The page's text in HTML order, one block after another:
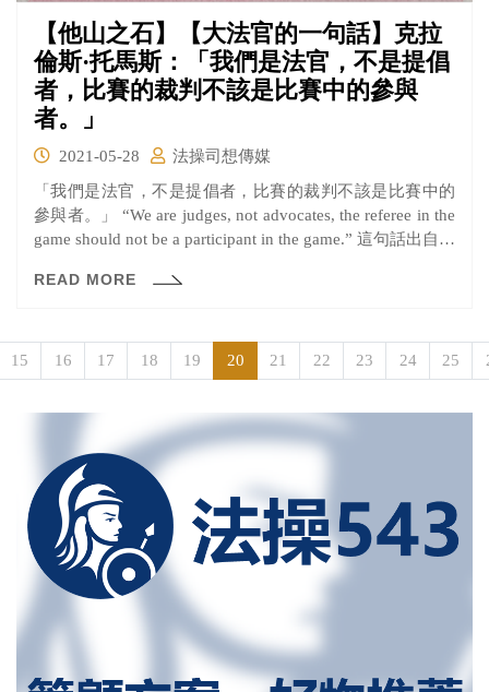
【他山之石】【大法官的一句話】克拉
倫斯·托馬斯：「我們是法官，不是提倡
者，比賽的裁判不該是比賽中的參與
者。」
2021-05-28
法操司想傳媒
「我們是法官，不是提倡者，比賽的裁判不該是比賽中的
參與者。」 “We are judges, not advocates, the referee in the
game should not be a participant in the game.” 這句話出自現
Thomas），是他在去（2020）年於美國上映的紀錄片
（Thurgood Marshall）第二任非裔美籍的大法官，令人意
外的，他在大法官中卻屬於保守派的代表人物之一，而這
READ MORE
15 16 17 18 19 20 21 22 23 24 25